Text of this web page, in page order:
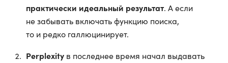
практически идеальный результат. А если
не забывать включать функцию поиска,
то и редко галлюцинирует.
Perplexity в последнее время начал выдавать